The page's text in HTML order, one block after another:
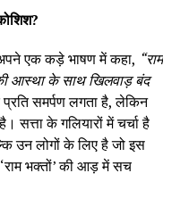
एक कड़े भाषण में कहा, “राम
आस्था के साथ खिलवाड़ बंद
समर्पण लगता है, लेकिन
सत्ता के गलियारों में चर्चा है
उन लोगों के लिए है जो इस
भक्तों’ की आड़ में सच